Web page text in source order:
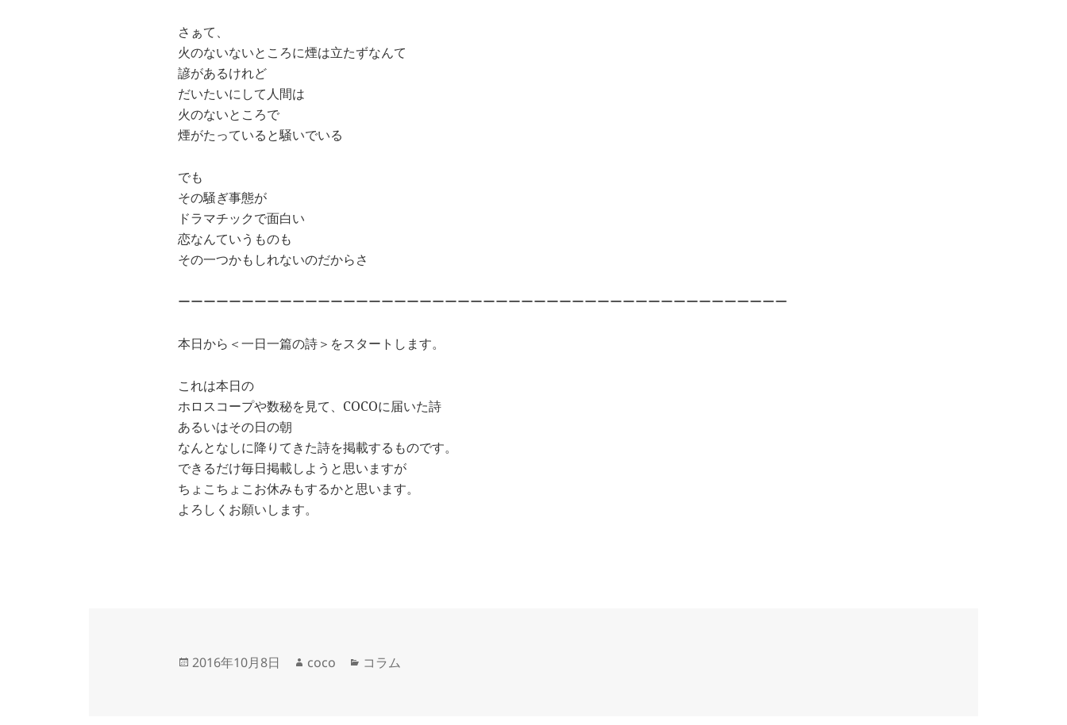
さぁて、
火のないないところに煙は立たずなんて
諺があるけれど
だいたいにして人間は
火のないところで
煙がたっていると騒いでいる
でも
その騒ぎ事態が
ドラマチックで面白い
恋なんていうものも
その一つかもしれないのだからさ
ーーーーーーーーーーーーーーーーーーーーーーーーーーーーーーーーーーーーーーーーーーーーーーーー
本日から＜一日一篇の詩＞をスタートします。
これは本日の
ホロスコープや数秘を見て、COCOに届いた詩
あるいはその日の朝
なんとなしに降りてきた詩を掲載するものです。
できるだけ毎日掲載しようと思いますが
ちょこちょこお休みもするかと思います。
よろしくお願いします。
投
2016年10月8日
作
coco
カ
コラム